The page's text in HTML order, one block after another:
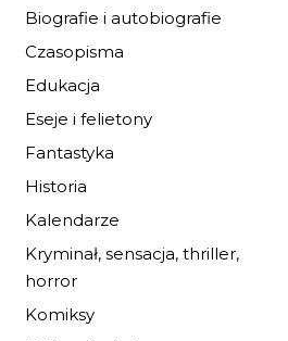
Biografie i autobiografie
Czasopisma
Edukacja
Eseje i felietony
Fantastyka
Historia
Kalendarze
Kryminał, sensacja, thriller,
horror
Komiksy